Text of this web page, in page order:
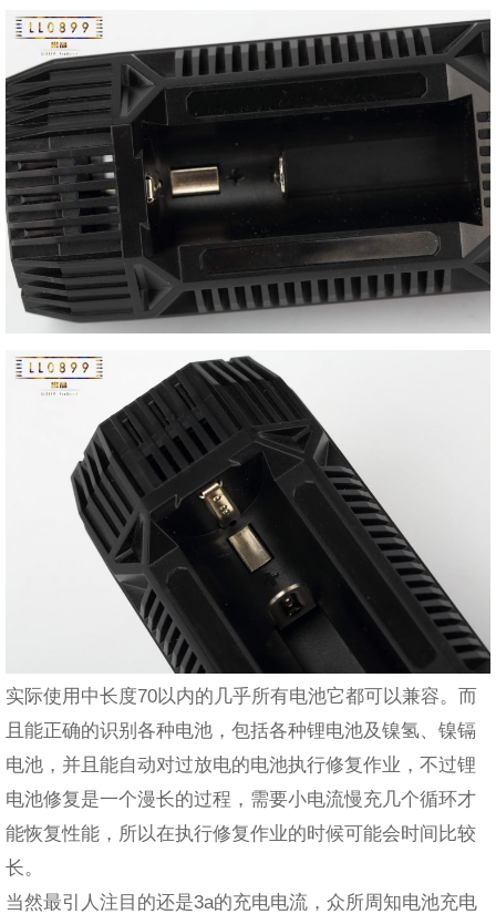
实际使用中长度70以内的几乎所有电池它都可以兼容。而
且能正确的识别各种电池，包括各种锂电池及镍氢、镍镉
电池，并且能自动对过放电的电池执行修复作业，不过锂
电池修复是一个漫长的过程，需要小电流慢充几个循环才
能恢复性能，所以在执行修复作业的时候可能会时间比较
长。
当然最引人注目的还是3a的充电电流，众所周知电池充电